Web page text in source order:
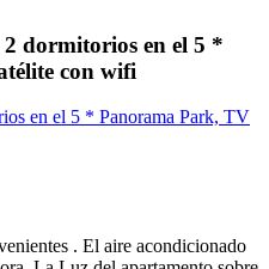
dormitorios en el 5 *
con wifi
en el 5 * Panorama Park, TV
. El aire acondicionado